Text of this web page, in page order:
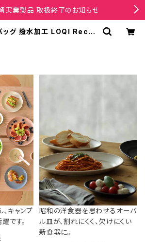
実業製品 取扱終了のお知らせ
ッグ 撥水加工 LOQI Recyc
キャンプ
です。
昭和の洋食器を思わせるオーバ
ル皿が、割れにくく、欠けにくい
新食器に。